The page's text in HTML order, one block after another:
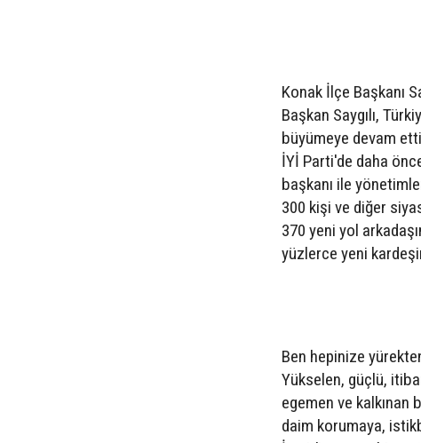
Konak İlçe Başkanı
Başkan Saygılı,
büyümeye devam
İYİ Parti'de daha
başkanı ile
300 kişi ve diğer
370 yeni yol
yüzlerce yeni
Ben hepinize
Yükselen, güçlü,
egemen ve kalkınan
daim korumaya,